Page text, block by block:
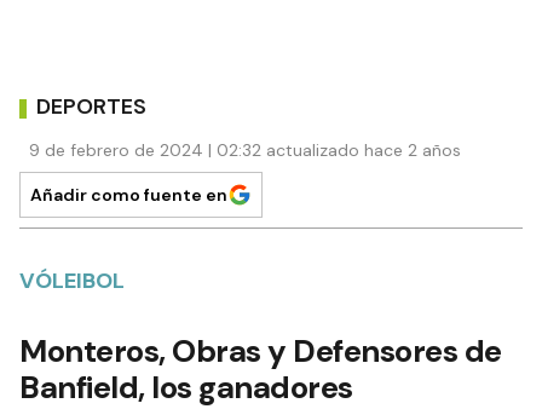
DEPORTES
9 de febrero de 2024 | 02:32 actualizado hace 2 años
Añadir como fuente en
VÓLEIBOL
Monteros, Obras y Defensores de
Banfield, los ganadores